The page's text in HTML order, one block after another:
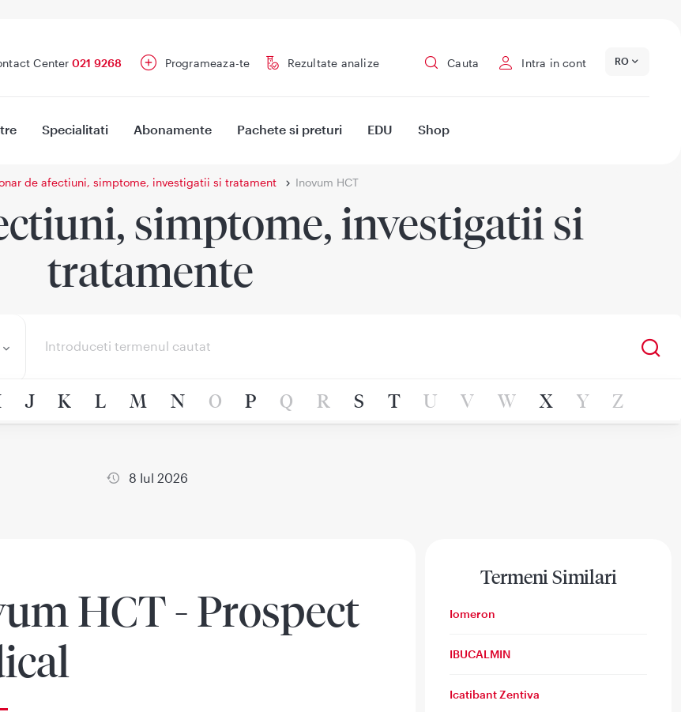
Center 021 9268 Programeaza-te Rezultate analize Cauta Intra in cont RO
Specialitati Abonamente Pachete si preturi EDU Shop
de afectiuni, simptome, investigatii si tratament Inovum HCT
simptome, investigatii si
tratamente
J K L M N O P Q R S T U V W X Y Z
8 Iul 2026
HCT - Prospect
Termeni Similari
Iomeron
IBUCALMIN
Icatibant Zentiva